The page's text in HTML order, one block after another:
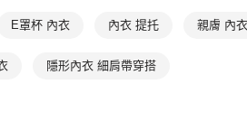
４．使用
宅配
👉 挑尺寸
E罩杯 內衣 內衣 提托 親膚 內
隱形內衣 細肩帶穿搭